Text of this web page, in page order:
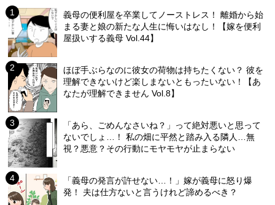
義母の便利屋を卒業してノーストレス！ 離婚から始
まる妻と娘の新たな人生に悔いはなし！【嫁を便利
屋扱いする義母 Vol.44】
ほぼ手ぶらなのに彼女の荷物は持ちたくない？ 彼を
理解できないけど楽しまないともったいない！【あ
なたが理解できません Vol.8】
「あら、ごめんなさいね？」って絶対悪いと思って
ないでしょ…！ 私の畑に平然と踏み入る隣人…無
視？悪意？その行動にモヤモヤが止まらない
「義母の発言が許せない…！」嫁が義母に怒り爆
発！ 夫は仕方ないと言うけれど諦めるべき？